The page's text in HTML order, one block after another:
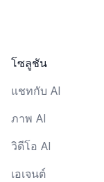
โซลูชัน
แชทกับ AI
ภาพ AI
วิดีโอ AI
เอเจนต์